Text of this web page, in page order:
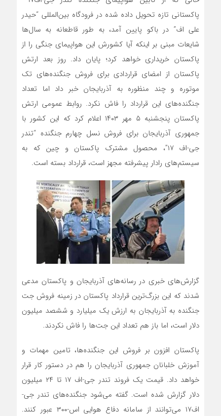
پاکستانی تازه تحویل داده شده در فرودگاه بین‌المللی “حیدر
علی‏ اف” در باکو پایین آمد، به طور قاطعانه به سال‌ها
شایعات مبنی بر اینکه آیا کشورش این هواپیمای جنگی را از
پاکستان خریداری خواهد کرد؛ پایان داد. روز بعد ارتش
پاکستان از امضای قراردادی برای فروش جنگنده‌های تک
موتوره و چند منظوره به آذربایجان خبر داد اما تعداد
جنگنده‌های این قرارداد را فاش نکرد. روابط عمومی ارتش
پاکستان پنجشنبه ۵ مهر ۱۴۰۳ اعلام کرد که این کشور با
جمهوری آذربایجان برای فروش نسل چهارم جنگنده “تندر
جی-‌اف ۱۷”، محصول مشترک پاکستان و چین که به
سیستم‌های رادار پیشرفته مجهز است، قرارداد بسته است.
گزارش‌های خبری در رسانه‌های آذربایجان و پاکستان مدعی
شدند که این بزرگ‌ترین قرارداد پاکستان در زمینه فروش جت
جنگنده به آذربایجان به ارزش یک میلیارد و ششصد میلیون
دلار است، اما باز هم تعداد این جت‌ها را فاش نکردند.
پاکستان افزون بر فروش این جنگنده‌ها، تامین مهمات و
آموزش خلبانان جمهوری آذربایجان را هم در دستور کار قرار
خواهد داد. قیمت یک فروند تندر جی‌-‌اف ۱۷ تا ۲۴ میلیون
دلار گزارش شده است. گفته می‌شود جنگنده‌های تندر جی‌-‌
اف۱۷ می‌توانند از سامانه دفاع هوایی اس‌-‌۳۰۰ عبور کنند.